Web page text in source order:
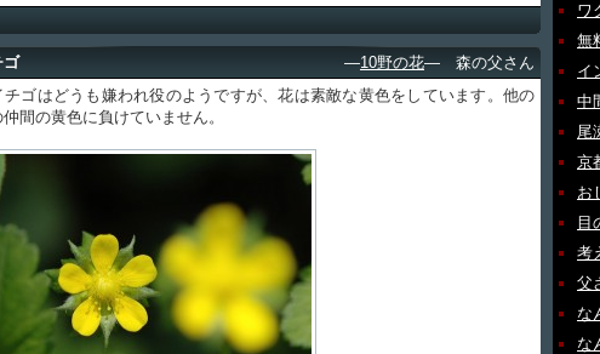
ゴ ―10野の花― 森の父さん
ゴはどうも嫌われ役のようですが、花は素敵な黄色をしています。他の
間の黄色に負けていません。
ワ
無
イ
中
尾
京
お
目
考
父
な
な